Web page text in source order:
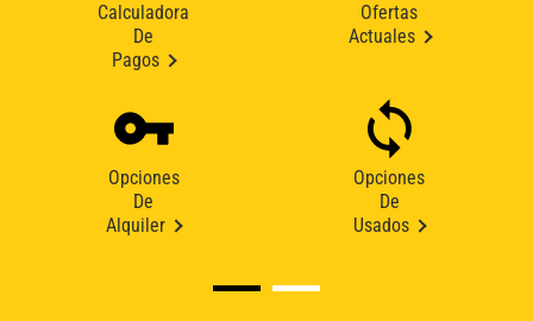
Calculadora
De
Pagos
Ofertas
Actuales
Opciones
De
Alquiler
Opciones
De
Usados